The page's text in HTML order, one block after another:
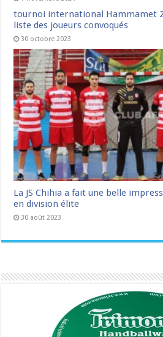
tournoi international Hammamet
liste des joueurs convoqués
30 octobre 2023
La JS Chihia a fait une belle
en division élite
30 août 2023